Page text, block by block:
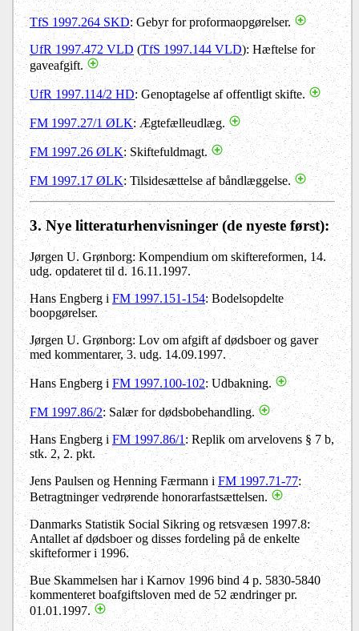
TfS 1997.264 SKD: Gebyr for proformaopgørelser.
UfR 1997.472 VLD(TfS 1997.144 VLD): Hæftelse for
gaveafgift.
UfR 1997.114/2 HD: Genoptagelse af offentligt skifte.
FM 1997.27/1 ØLK: Ægtefælleudlæg.
FM 1997.26 ØLK: Skiftefuldmagt.
FM 1997.17 ØLK: Tilsidesættelse af båndlæggelse.
3. Nye litteraturhenvisninger(de nyeste først):
Jørgen U. Grønborg: Kompendium om skiftereformen, 14.
udg. opdateret til d. 16.11.1997.
Hans Engberg iFM 1997.151-154: Bodelsopdelte
boopgørelser.
Jørgen U. Grønborg: Lov om afgift af dødsboer og gaver
med kommentarer, 3. udg. 14.09.1997.
Hans Engberg iFM 1997.100-102: Udbakning.
FM 1997.86/2: Salær for dødsbobehandling.
Hans Engberg iFM 1997.86/1 : Replik om arvelovens § 7 b,
stk. 2, 2. pkt.
Jens Paulsen og Henning Færmann i FM 1997.71-77:
Betragtninger vedrørende honorarfastsættelsen.
Danmarks Statistik Social Sikring og retsvæsen 1997.8:
Antallet af dødsboer og disses fordeling på de enkelte
skifteformer i 1996.
Bue Skammelsen har i Karnov 1996 bind 4 p. 5830-5840
kommenteret boafgiftsloven med de 52 ændringer pr.
01.01.1997.